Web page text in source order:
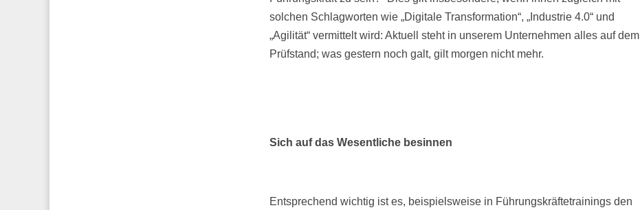
solchen Schlagworten wie „Digitale Transformation“, „Industrie 4.0“ und
„Agilität“ vermittelt wird: Aktuell steht in unserem Unternehmen alles auf dem
Prüfstand; was gestern noch galt, gilt morgen nicht mehr.
Sich auf das Wesentliche besinnen
Entsprechend wichtig ist es, beispielsweise in Führungskräftetrainings den